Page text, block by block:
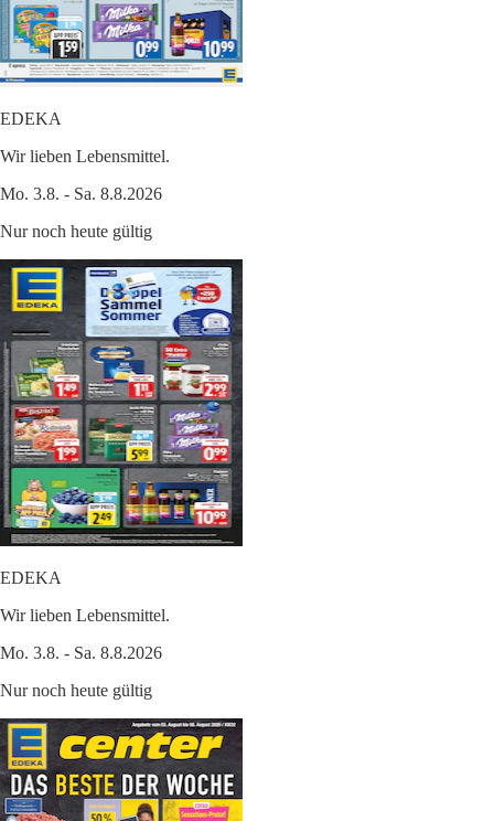
EDEKA
Wir lieben Lebensmittel.
Mo. 3.8. - Sa. 8.8.2026
Nur noch heute gültig
EDEKA
Wir lieben Lebensmittel.
Mo. 3.8. - Sa. 8.8.2026
Nur noch heute gültig